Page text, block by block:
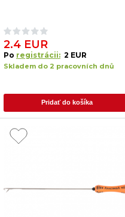
2.4 EUR
Po registrácii: 2 EUR
Skladem do 2 pracovních dnů
Pridať do košíka